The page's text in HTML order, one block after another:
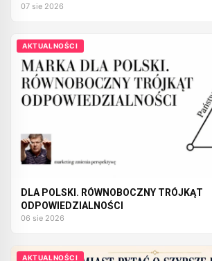
07 sie 2026
AKTUALNOŚCI
DLA POLSKI. RÓWNOBOCZNY TRÓJKĄT
ODPOWIEDZIALNOŚCI
06 sie 2026
AKTUALNOŚCI